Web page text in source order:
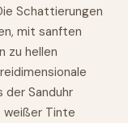
Schattierungen
mit sanften
zu hellen
der Sanduhr
weißer Tinte